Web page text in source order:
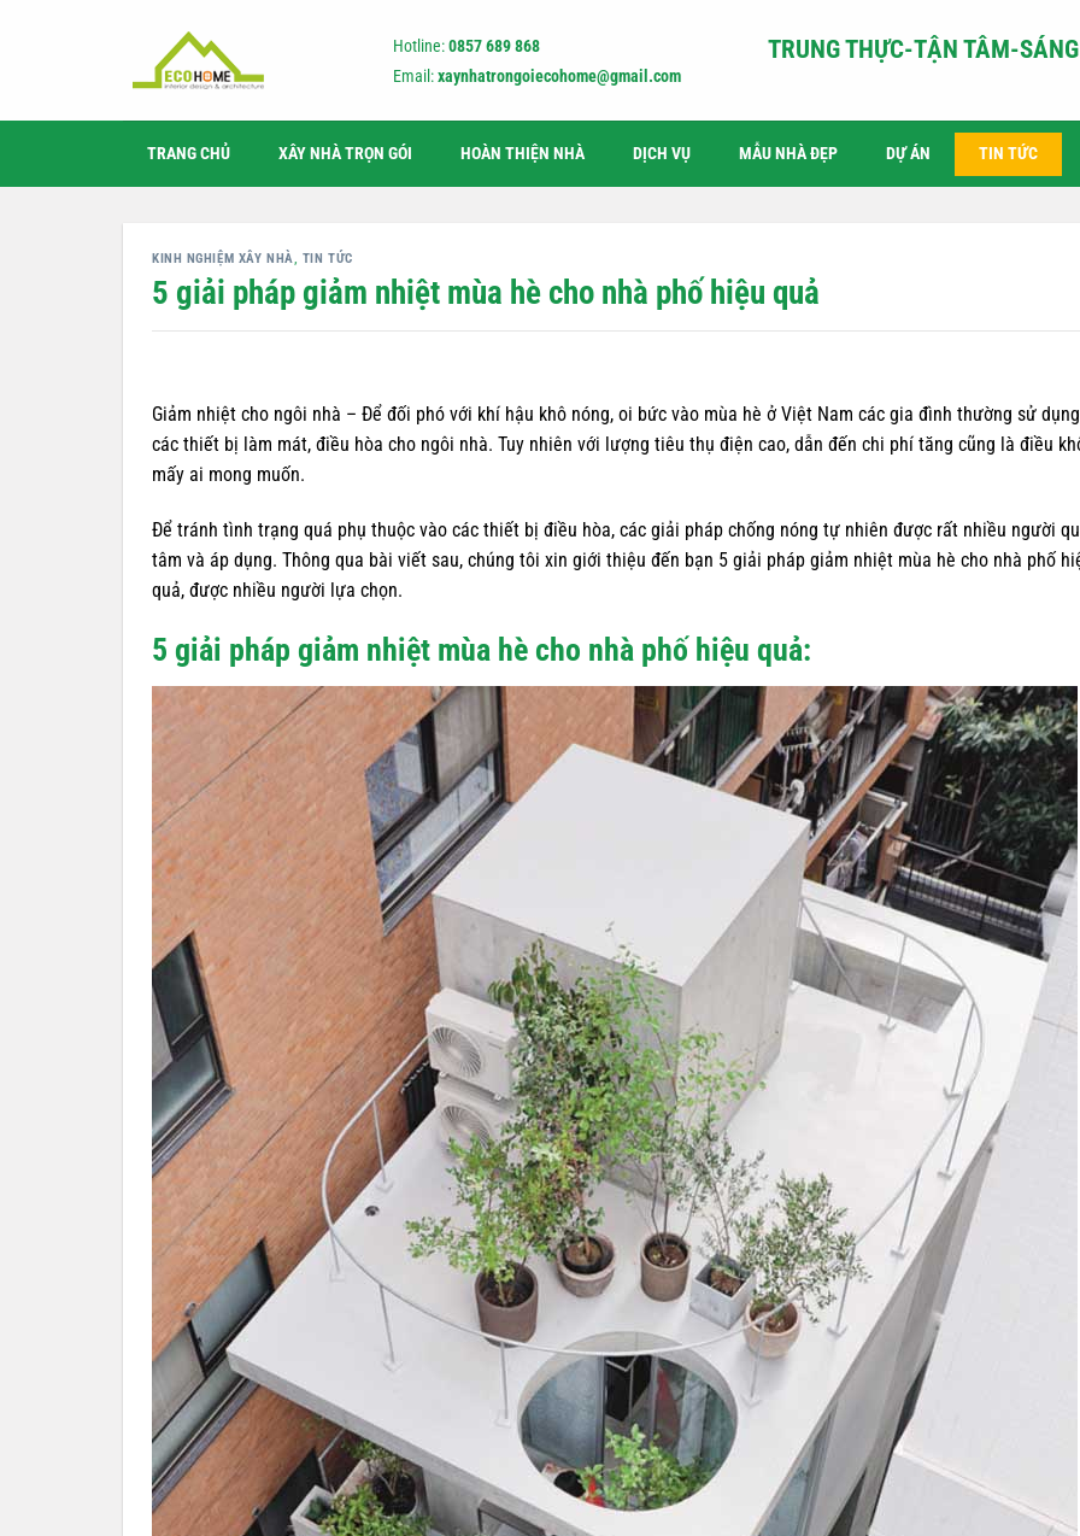
Hotline:0857 689 868
Email:xaynhatrongoiecohome@gmail.com
TRUNG THỰC-TẬN TÂM-
TRANG CHỦ XÂY NHÀ TRỌN GÓI HOÀN THIỆN NHÀ DỊCH VỤ MẪU NHÀ ĐẸP DỰ ÁN TIN TỨC
KINH NGHIỆM XÂY NHÀ, TIN TỨC
5 giải pháp giảm nhiệt mùa hè cho nhà phố hiệu quả
Giảm nhiệt cho ngôi nhà – Để đối phó với khí hậu khô nóng, oi bức vào mùa hè ở Việt Nam các gia đình thường sử dụng
các thiết bị làm mát, điều hòa cho ngôi nhà. Tuy nhiên với lượng tiêu thụ điện cao, dẫn đến chi phí tăng cũng là điều
mấy ai mong muốn.
Để tránh tình trạng quá phụ thuộc vào các thiết bị điều hòa, các giải pháp chống nóng tự nhiên được rất nhiều người
tâm và áp dụng. Thông qua bài viết sau, chúng tôi xin giới thiệu đến bạn 5 giải pháp giảm nhiệt mùa hè cho nhà phố
quả, được nhiều người lựa chọn.
5 giải pháp giảm nhiệt mùa hè cho nhà phố hiệu quả: